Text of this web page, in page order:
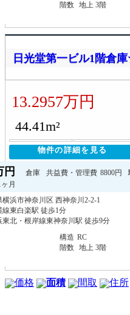
階数 地上 3階
日光堂第一ビル1階倉
13.2957万円
44.41m²
物件の詳細を見る
円 倉庫 共益費・管理費 8800円
月
横浜市神奈川区 西神奈川2-2-1
線東白楽駅 徒歩1分
東北・根岸線東神奈川駅 徒歩9分
構造 RC
階数 地上 3階
価格 面積 間取 住所